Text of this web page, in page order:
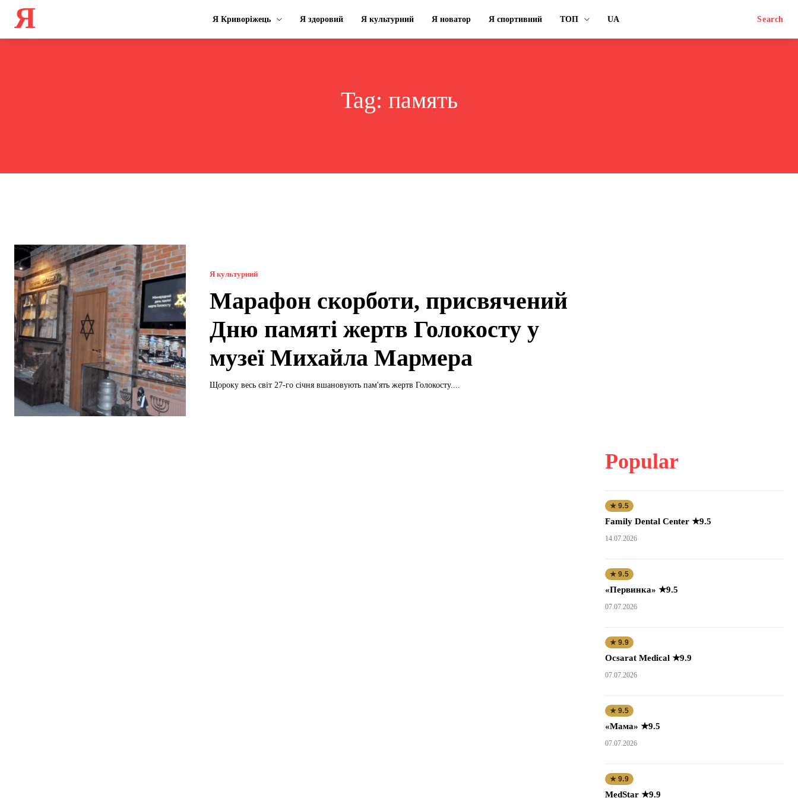
Я Я Криворіжець Я здоровий Я культурний Я новатор Я спортивний ТОП UA Search
Tag: память
Я культурний
Марафон скорботи, присвячений
Дню памяті жертв Голокосту у
музеї Михайла Мармера
Щороку весь світ 27-го січня вшановують пам'ять жертв Голокосту....
Popular
★ 9.5
Family Dental Center ★9.5
14.07.2026
★ 9.5
«Первинка» ★9.5
07.07.2026
★ 9.9
Ocsarat Medical ★9.9
07.07.2026
★ 9.5
«Мама» ★9.5
07.07.2026
★ 9.9
MedStar ★9.9